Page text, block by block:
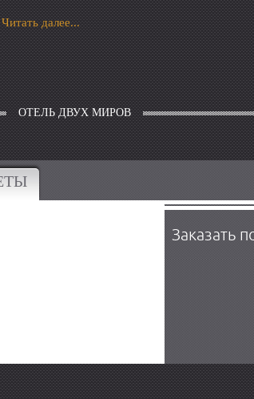
Читать далее...
ОТЕЛЬ ДВУХ МИРОВ
Заказать